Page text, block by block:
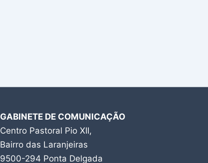
GABINETE DE COMUNICAÇÃO
Centro Pastoral Pio XII,
Bairro das Laranjeiras
9500-294 Ponta Delgada